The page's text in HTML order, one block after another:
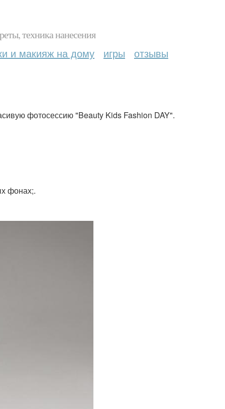
техника нанесения
и макияж на дому игры отзывы
фотосессию "Beauty Kids Fashion DAY".
фонах;.